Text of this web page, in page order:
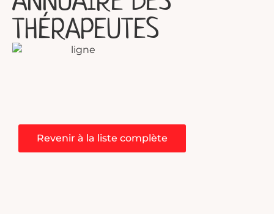
THÉRAPEUTES
Revenir à la liste complète